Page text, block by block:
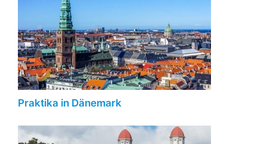
Praktika in Dänemark